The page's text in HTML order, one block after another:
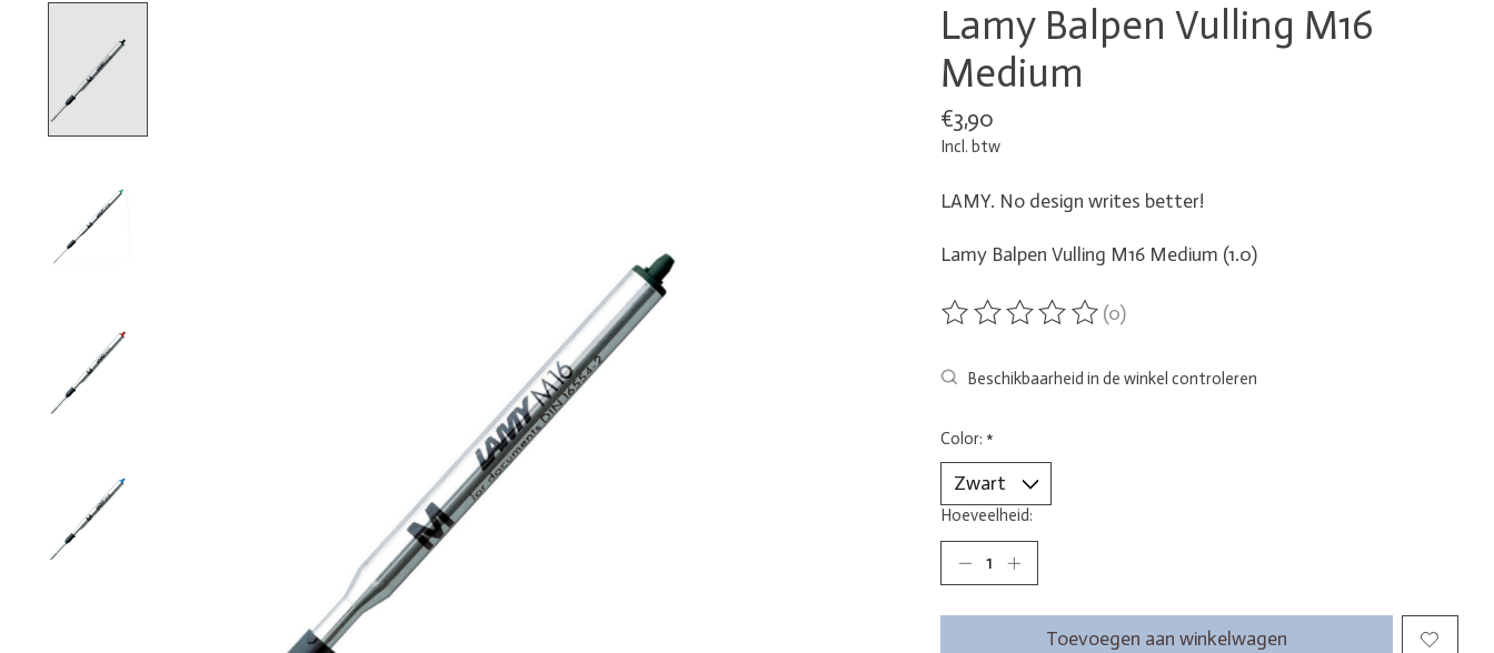
Lamy Balpen Vulling M16
Medium
€3,90
Incl. btw
LAMY. No design writes better!
Lamy Balpen Vulling M16 Medium (1.0)
De beoordeling van dit product is
(0)
Beschikbaarheid in de winkel controleren
Color: *
Hoeveelheid:
Toevoegen aan winkelwagen